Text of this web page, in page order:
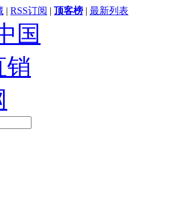
| RSS订阅 | 顶客榜 | 最新列表